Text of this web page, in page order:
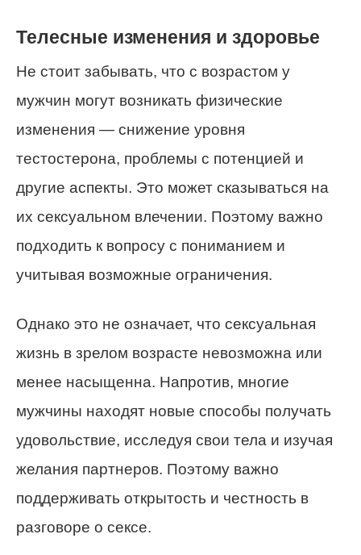
Телесные изменения и здоровье
Не стоит забывать, что с возрастом у
мужчин могут возникать физические
изменения — снижение уровня
тестостерона, проблемы с потенцией и
другие аспекты. Это может сказываться на
их сексуальном влечении. Поэтому важно
подходить к вопросу с пониманием и
учитывая возможные ограничения.
Однако это не означает, что сексуальная
жизнь в зрелом возрасте невозможна или
менее насыщенна. Напротив, многие
мужчины находят новые способы получать
удовольствие, исследуя свои тела и изучая
желания партнеров. Поэтому важно
поддерживать открытость и честность в
разговоре о сексе.